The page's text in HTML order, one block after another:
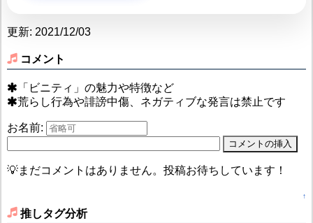
更新: 2021/12/03
コメント
「ビニティ」の魅力や特徴など
荒らし行為や誹謗中傷、ネガティブな発言は禁止です
お名前:
💡まだコメントはありません。投稿お待ちしています！
↑
推しタグ分析